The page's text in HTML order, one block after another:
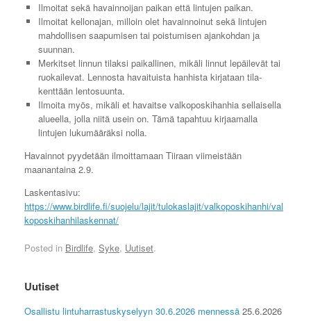
Ilmoitat sekä havainnoijan paikan että lintujen paikan.
Ilmoitat kellonajan, milloin olet havainnoinut sekä lintujen
mahdollisen saapumisen tai poistumisen ajankohdan ja
suunnan.
Merkitset linnun tilaksi paikallinen, mikäli linnut lepäilevät tai
ruokailevat. Lennosta havaituista hanhista kirjataan tila-
kenttään lentosuunta.
Ilmoita myös, mikäli et havaitse valkoposkihanhia sellaisella
alueella, jolla niitä usein on. Tämä tapahtuu kirjaamalla
lintujen lukumääräksi nolla.
Havainnot pyydetään ilmoittamaan Tiiraan viimeistään
maanantaina 2.9.
Laskentasivu:
https://www.birdlife.fi/suojelu/lajit/tulokaslajit/valkoposkihanhi/val
koposkihanhilaskennat/
Posted in Birdlife, Syke, Uutiset.
Uutiset
Osallistu lintuharrastuskyselyyn 30.6.2026 mennessä 25.6.2026